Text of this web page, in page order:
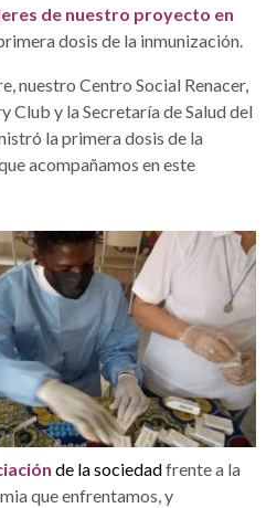
de nuestro proyecto en
dosis de la inmunización.
nuestro Centro Social Renacer,
Club y la Secretaría de Salud del
la primera dosis de la
acompañamos en este
de la sociedadfrente a la
que enfrentamos, y